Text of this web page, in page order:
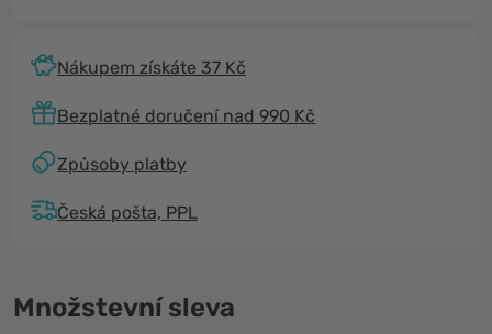
Nákupem získáte 37 Kč
Bezplatné doručení nad 990 Kč
Způsoby platby
Česká pošta, PPL
Množstevní sleva